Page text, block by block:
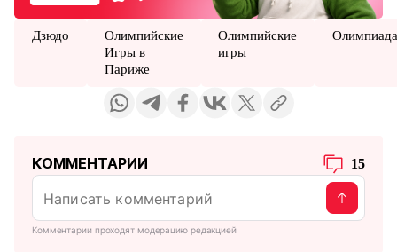
Дзюдо
Олимпийские
Игры в
Париже
Олимпийские
игры
КОММЕНТАРИИ 15
Комментарии проходят модерацию редакцией